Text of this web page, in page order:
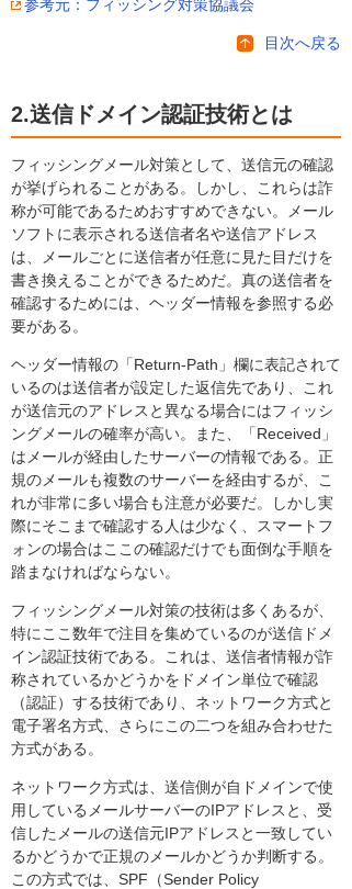
参考元：フィッシング対策協議会
目次へ戻る
2.送信ドメイン認証技術とは
フィッシングメール対策として、送信元の確認
が挙げられることがある。しかし、これらは詐
称が可能であるためおすすめできない。メール
ソフトに表示される送信者名や送信アドレス
は、メールごとに送信者が任意に見た目だけを
書き換えることができるためだ。真の送信者を
確認するためには、ヘッダー情報を参照する必
要がある。
ヘッダー情報の「Return-Path」欄に表記されて
いるのは送信者が設定した返信先であり、これ
が送信元のアドレスと異なる場合にはフィッシ
ングメールの確率が高い。また、「Received」
はメールが経由したサーバーの情報である。正
規のメールも複数のサーバーを経由するが、こ
れが非常に多い場合も注意が必要だ。しかし実
際にそこまで確認する人は少なく、スマートフ
ォンの場合はここの確認だけでも面倒な手順を
踏まなければならない。
フィッシングメール対策の技術は多くあるが、
特にここ数年で注目を集めているのが送信ドメ
イン認証技術である。これは、送信者情報が詐
称されているかどうかをドメイン単位で確認
（認証）する技術であり、ネットワーク方式と
電子署名方式、さらにこの二つを組み合わせた
方式がある。
ネットワーク方式は、送信側が自ドメインで使
用しているメールサーバーのIPアドレスと、受
信したメールの送信元IPアドレスと一致してい
るかどうかで正規のメールかどうか判断する。
この方式では、SPF（Sender Policy